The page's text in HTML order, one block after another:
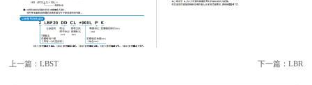
上一篇：LBST 下一篇： LBR